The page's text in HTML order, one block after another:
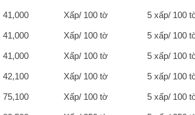
41,000 Xấp/ 100 tờ 5 xấp/ 100
41,000 Xấp/ 100 tờ 5 xấp/ 100
41,000 Xấp/ 100 tờ 5 xấp/ 100
42,100 Xấp/ 100 tờ 5 xấp/ 100
75,100 Xấp/ 100 tờ 5 xấp/ 100